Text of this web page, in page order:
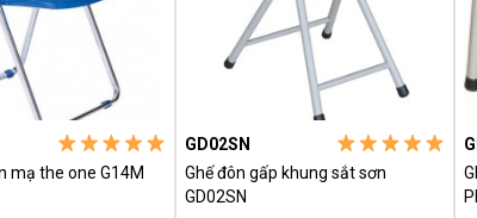
mạ the one G14M
GD02SN
Ghế đôn gấp khung sắt sơn
GD02SN